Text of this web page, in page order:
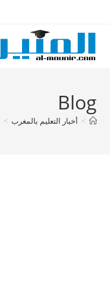
content
Blog
> أخبار التعليم بالمغرب >